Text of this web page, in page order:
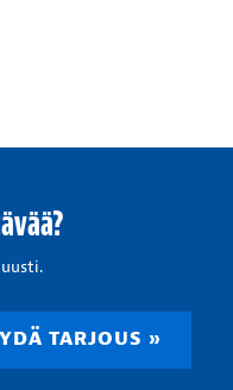
TARJOUS »